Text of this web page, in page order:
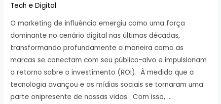
Tech e Digital
O marketing de influência emergiu como uma força
dominante no cenário digital nas últimas décadas,
transformando profundamente a maneira como as
marcas se conectam com seu público-alvo e impulsionam
o retorno sobre o investimento (ROI). À medida que a
tecnologia avançou e as mídias sociais se tornaram uma
parte onipresente de nossas vidas. Com isso, …